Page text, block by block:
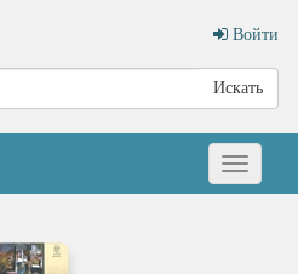
Войти
Искать
Меню